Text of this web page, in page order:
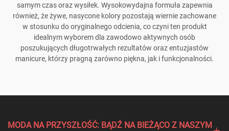
samym czas oraz wysiłek. Wysokowydajna formuła zapewnia
również, że żywe, nasycone kolory pozostają wiernie zachowane
w stosunku do oryginalnego odcienia, co czyni ten produkt
idealnym wyborem dla zawodowo aktywnych osób
poszukujących długotrwałych rezultatów oraz entuzjastów
manicure, którzy pragną zarówno piękna, jak i funkcjonalności.
MODA NA PRZYSZŁOŚĆ: BĄDŹ NA BIEŻĄCO Z NASZYM